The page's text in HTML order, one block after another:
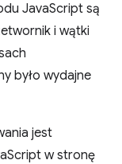
JavaScript są
i wątki
było wydajne
jest
w stronę